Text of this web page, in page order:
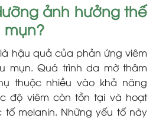
ảnh hưởng thế
hậu quả của phản ứng viêm
mụn. Quá trình da mờ thâm
thuộc nhiều vào khả năng
độ viêm còn tồn tại và hoạt
melanin. Những yếu tố này